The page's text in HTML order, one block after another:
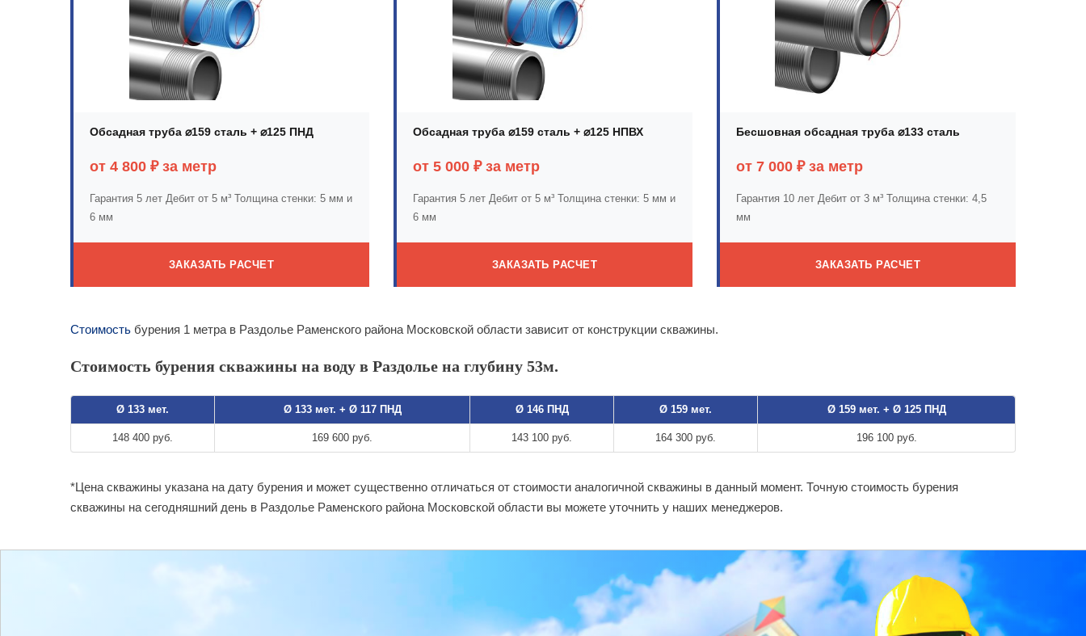
Обсадная труба ⌀159 сталь + ⌀125 ПНД
от 4 800 ₽ за метр
Гарантия 5 лет Дебит от 5 м³ Толщина стенки: 5 мм и
6 мм
ЗАКАЗАТЬ РАСЧЕТ
Обсадная труба ⌀159 сталь + ⌀125 НПВХ
от 5 000 ₽ за метр
Гарантия 5 лет Дебит от 5 м³ Толщина стенки: 5 мм и
6 мм
ЗАКАЗАТЬ РАСЧЕТ
Бесшовная обсадная труба ⌀133 сталь
от 7 000 ₽ за метр
Гарантия 10 лет Дебит от 3 м³ Толщина стенки: 4,5
мм
ЗАКАЗАТЬ РАСЧЕТ
Стоимость бурения 1 метра в Раздолье Раменского района Московской области зависит от конструкции скважины.
Стоимость бурения скважины на воду в Раздолье на глубину 53м.
Ø 133 мет. Ø 133 мет. + Ø 117 ПНД Ø 146 ПНД Ø 159 мет. Ø 159 мет. + Ø 125 ПНД
148 400 руб. 169 600 руб. 143 100 руб. 164 300 руб. 196 100 руб.
*Цена скважины указана на дату бурения и может существенно отличаться от стоимости аналогичной скважины в данный момент. Точную стоимость бурения
скважины на сегодняшний день в Раздолье Раменского района Московской области вы можете уточнить у наших менеджеров.